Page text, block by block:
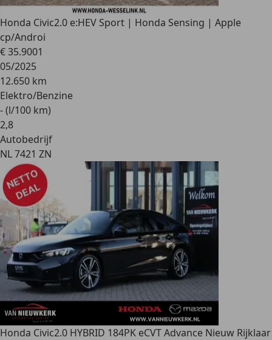
Honda Civic2.0 e:HEV Sport | Honda Sensing | Apple
cp/Androi
€ 35.9001
05/2025
12.650 km
Elektro/Benzine
- (l/100 km)
2,8
Autobedrijf
NL 7421 ZN
Honda Civic2.0 HYBRID 184PK eCVT Advance Nieuw Rijklaar